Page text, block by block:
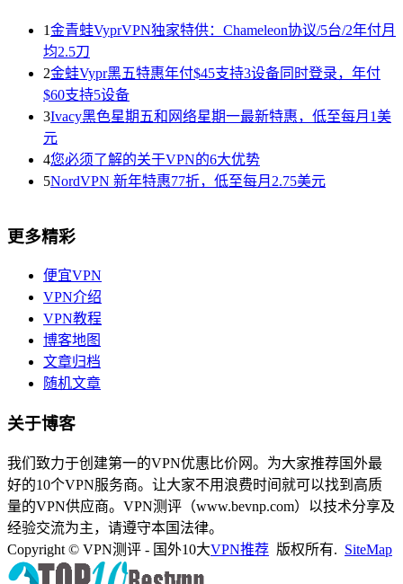
1金青蛙VyprVPN独家特供：Chameleon协议/5台/2年付月
均2.5刀
2金蛙Vypr黑五特惠年付$45支持3设备同时登录，年付
$60支持5设备
3Ivacy黑色星期五和网络星期一最新特惠，低至每月1美
元
4您必须了解的关于VPN的6大优势
5NordVPN 新年特惠77折，低至每月2.75美元
更多精彩
便宜VPN
VPN介绍
VPN教程
博客地图
文章归档
随机文章
关于博客
我们致力于创建第一的VPN优惠比价网。为大家推荐国外最
好的10个VPN服务商。让大家不用浪费时间就可以找到高质
量的VPN供应商。VPN测评（www.bevnp.com）以技术分享及
经验交流为主，请遵守本国法律。
Copyright © VPN测评 - 国外10大VPN推荐 版权所有. SiteMap